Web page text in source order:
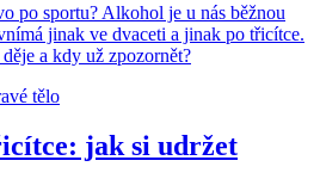
po sportu? Alkohol je u nás běžnou
jinak ve dvaceti a jinak po třicítce.
a kdy už zpozornět?
tělo
jak si udržet